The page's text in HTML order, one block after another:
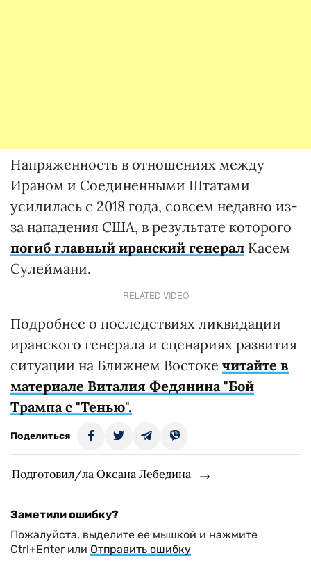
Напряженность в отношениях между
Ираном и Соединенными Штатами
усилилась с 2018 года, совсем недавно из-
за нападения США, в результате которого
погиб главный иранский генерал Касем
Сулеймани.
RELATED VIDEO
Подробнее о последствиях ликвидации
иранского генерала и сценариях развития
ситуации на Ближнем Востоке читайте в
материале Виталия Федянина "Бой
Трампа с "Тенью".
Поделиться
Подготовил/ла Оксана Лебедина
Заметили ошибку?
Пожалуйста, выделите ее мышкой и нажмите
Ctrl+Enter или Отправить ошибку